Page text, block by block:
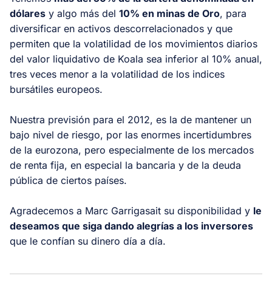
dólares y algo más del 10% en minas de Oro, para
diversificar en activos descorrelacionados y que
permiten que la volatilidad de los movimientos diarios
del valor liquidativo de Koala sea inferior al 10% anual,
tres veces menor a la volatilidad de los indices
bursátiles europeos.
Nuestra previsión para el 2012, es la de mantener un
bajo nivel de riesgo, por las enormes incertidumbres
de la eurozona, pero especialmente de los mercados
de renta fija, en especial la bancaria y de la deuda
pública de ciertos países.
Agradecemos a Marc Garrigasait su disponibilidad y le
deseamos que siga dando alegrías a los inversores
que le confían su dinero día a día.